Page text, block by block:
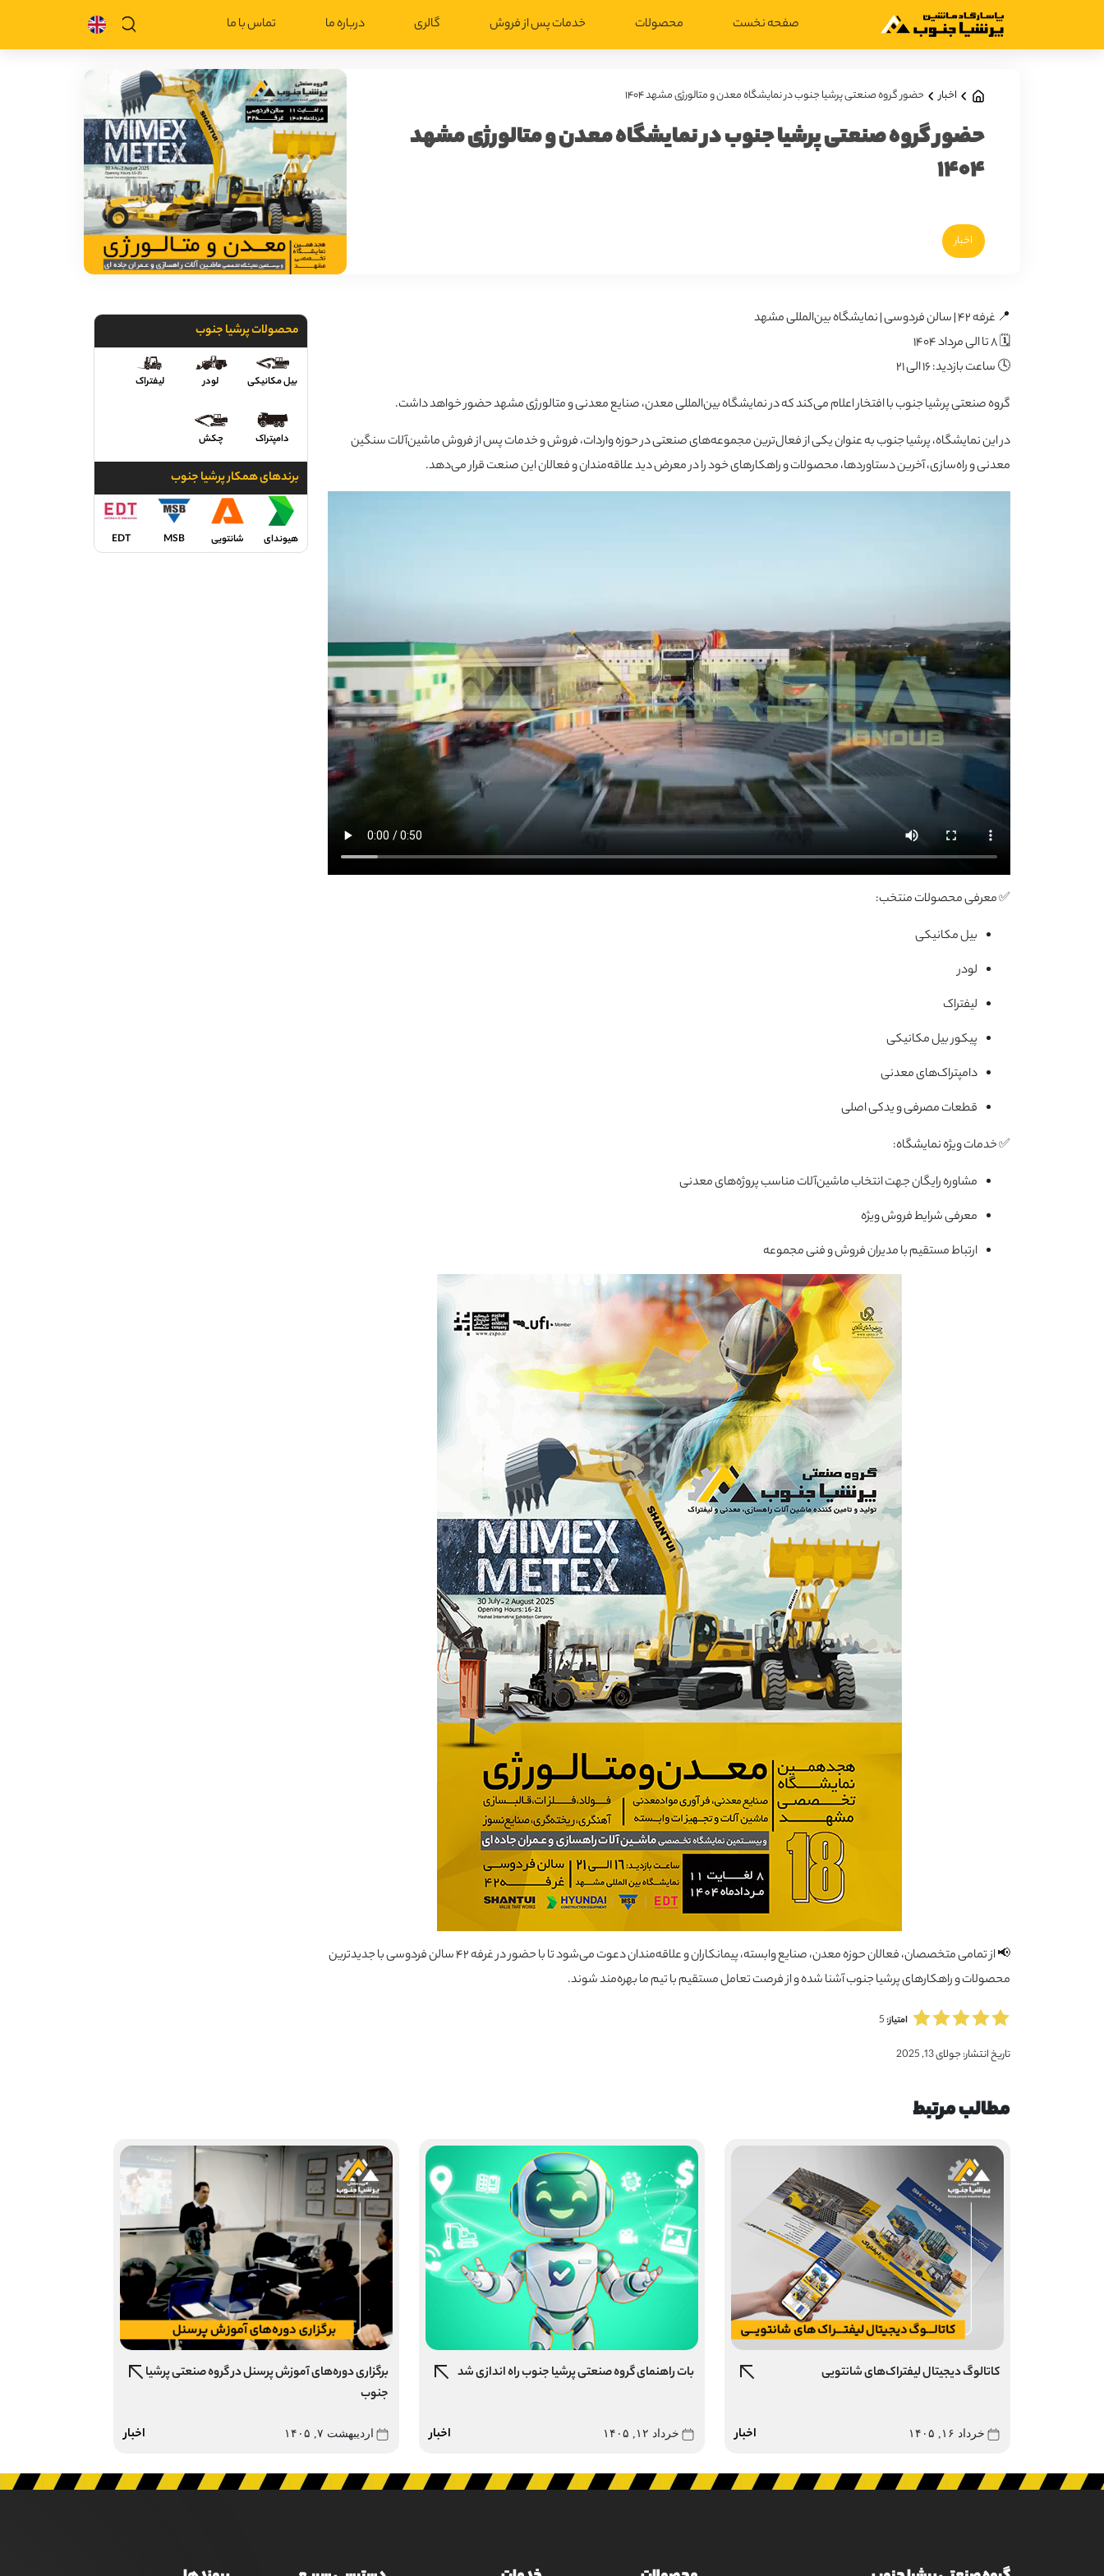
صفحه نخست محصولات خدمات پس از فروش گالری درباره ما تماس با ما
اخبار حضور گروه صنعتی پرشیا جنوب در نمایشگاه معدن و متالورژی مشهد ۱۴۰۴
حضور گروه صنعتی پرشیا جنوب در نمایشگاه معدن و متالورژی مشهد
۱۴۰۴
اخبار
📍 غرفه ۴۲ | سالن فردوسی | نمایشگاه بین‌المللی مشهد
🗓 ۸ تا الی مرداد ۱۴۰۴
🕓 ساعت بازدید: ۱۶ الی ۲۱
گروه صنعتی پرشیا جنوب با افتخار اعلام می‌کند که در نمایشگاه بین‌المللی معدن، صنایع معدنی و متالورژی مشهد حضور خواهد داشت.
در این نمایشگاه، پرشیا جنوب به عنوان یکی از فعال‌ترین مجموعه‌های صنعتی در حوزه واردات، فروش و خدمات پس از فروش ماشین‌آلات سنگین
معدنی و راه‌سازی، آخرین دستاوردها، محصولات و راهکارهای خود را در معرض دید علاقه‌مندان و فعالان این صنعت قرار می‌دهد.
✅ معرفی محصولات منتخب:
بیل مکانیکی
لودر
لیفتراک
پیکور بیل مکانیکی
دامپتراک‌های معدنی
قطعات مصرفی و یدکی اصلی
✅ خدمات ویژه نمایشگاه:
مشاوره رایگان جهت انتخاب ماشین‌آلات مناسب پروژه‌های معدنی
معرفی شرایط فروش ویژه
ارتباط مستقیم با مدیران فروش و فنی مجموعه
📢 از تمامی متخصصان، فعالان حوزه معدن، صنایع وابسته، پیمانکاران و علاقه‌مندان دعوت می‌شود تا با حضور در غرفه ۴۲ سالن فردوسی با جدیدترین
محصولات و راهکارهای پرشیا جنوب آشنا شده و از فرصت تعامل مستقیم با تیم ما بهره‌مند شوند.
امتیاز:5
تاریخ انتشار:جولای 13, 2025
محصولات پرشیا جنوب
بیل مکانیکی لودر لیفتراک
دامپتراک چکش
برندهای همکار پرشیا جنوب
هیوندای شانتویی MSB
EDT
مطالب مرتبط
کاتالوگ دیجیتال لیفتراک‌های شانتویی
خرداد ۱۶, ۱۴۰۵ اخبار
بات راهنمای گروه صنعتی پرشیا جنوب راه اندازی شد
خرداد ۱۲, ۱۴۰۵ اخبار
برگزاری دوره‌های آموزش پرسنل در گروه صنعتی پرشیا
جنوب
اردیبهشت ۷, ۱۴۰۵ اخبار